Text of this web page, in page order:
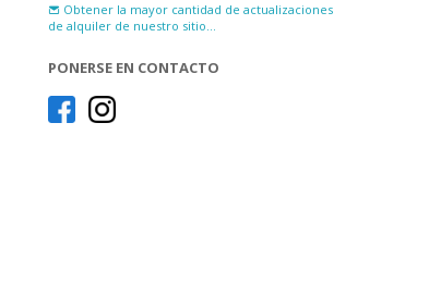
Obtener la mayor cantidad de actualizaciones
de alquiler de nuestro sitio...
PONERSE EN CONTACTO